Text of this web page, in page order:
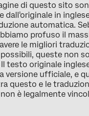
di questo sito
dall'originale in
automatica.
profuso il
le migliori
queste non
testo originale
versione ufficiale, e
questo e le
è legalmente